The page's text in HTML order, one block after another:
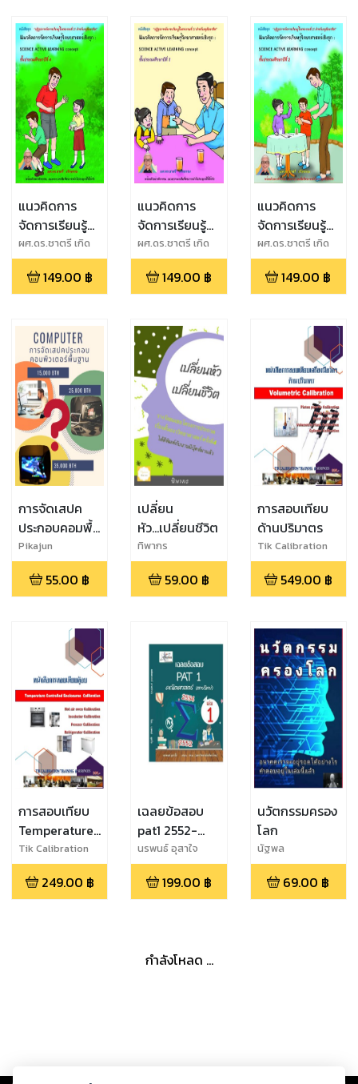
แนวคิดการ
จัดการเรียนรู้
วิทยาศาสตร์
เชิงรุก ชั้น
ประถมศึกษาปีที่
ผศ.ดร.ชาตรี เกิด
ธรรม
149.00 ฿
แนวคิดการ
จัดการเรียนรู้
วิทยาศาสตร์
เชิงรุก ชั้น
ประถมศึกษาปีที่
ผศ.ดร.ชาตรี เกิด
ธรรม
149.00 ฿
แนวคิดการ
จัดการเรียนรู้
วิทยาศาสตร์
เชิงรุก ชั้น
ประถมศึกษาปีที่
ผศ.ดร.ชาตรี เกิด
ธรรม
149.00 ฿
การจัดเสปค
ประกอบคอมพื้น
ฐาน
Pikajun
55.00 ฿
เปลี่ยน
หัว...เปลี่ยนชีวิต
ทิพากร
59.00 ฿
การสอบเทียบ
ด้านปริมาตร
Tik Calibration
Training
549.00 ฿
การสอบเทียบ
Temperature
Controller
Chamber
Tik Calibration
Training
249.00 ฿
เฉลยข้อสอบ
pat1 2552-
2554
นรพนธ์ อุสาใจ
199.00 ฿
นวัตกรรมครอง
โลก
นัฐพล
69.00 ฿
กำลังโหลด ...